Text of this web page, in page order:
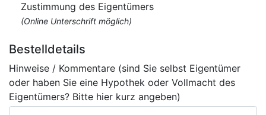
Zustimmung des Eigentümers
(Online Unterschrift möglich)
Bestelldetails
Hinweise / Kommentare (sind Sie selbst Eigentümer
oder haben Sie eine Hypothek oder Vollmacht des
Eigentümers? Bitte hier kurz angeben)